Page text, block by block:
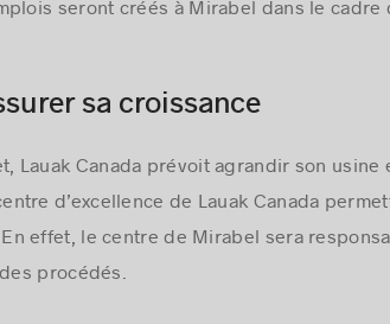
seront créés à Mirabel dans le cadre
sa croissance
Lauak Canada prévoit agrandir son
d’excellence de Lauak Canada
effet, le centre de Mirabel sera
procédés.